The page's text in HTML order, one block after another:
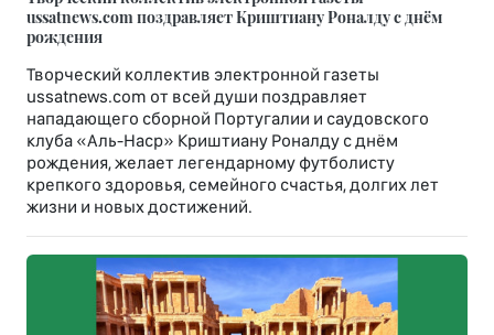
ussatnews.com поздравляет Криштиану Роналду с днём
рождения
Творческий коллектив электронной газеты
ussatnews.com от всей души поздравляет
нападающего сборной Португалии и саудовского
клуба «Аль-Наср» Криштиану Роналду с днём
рождения, желает легендарному футболисту
крепкого здоровья, семейного счастья, долгих лет
жизни и новых достижений.